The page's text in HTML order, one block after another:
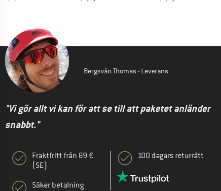
Bergsvän Thomas - Leverans
"Vi gör allt vi kan för att se till att paketet anländer
snabbt."
Fraktfritt från 69 €
(SE)
Säker betalning
100 dagars returrätt